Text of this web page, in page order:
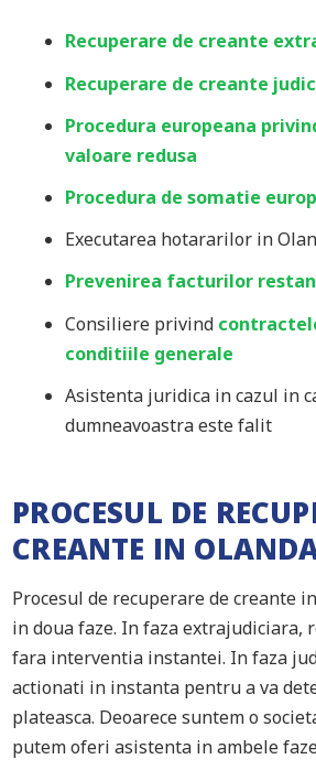
Recuperare de creante
Recuperare de creante
Procedura europeana
valoare redusa
Procedura de somatie
Executarea hotararilor in
Prevenirea facturilor
Consiliere privind
conditiile generale
Asistenta juridica in cazul in
dumneavoastra este falit
PROCESUL DE
CREANTE IN
Procesul de recuperare de creante
in doua faze. In faza extrajudiciara,
fara interventia instantei. In faza
actionati in instanta pentru a va
plateasca. Deoarece suntem o
putem oferi asistenta in ambele